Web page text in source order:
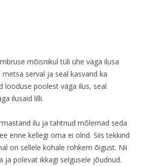
mõisnikul tüli ühe väga ilusa
serval ja seal kasvand ka
looduse poolest väga ilus, seal
ilusaid lilli.
ilu ja tahtnud mõlemad seda
enne kellegi oma ei olnd. Siis tekkind
on sellele kohale rohkem õigust. Nii
ja polevat ikkagi selgusele jõudnud.